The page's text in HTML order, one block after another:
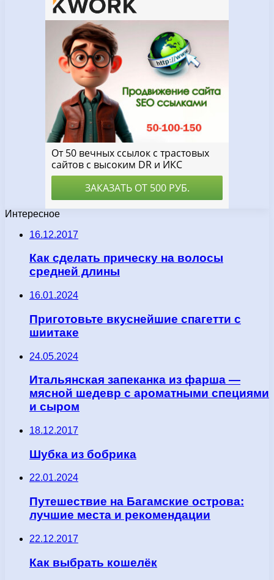
Интересное
16.12.2017
Как сделать прическу на волосы
средней длины
16.01.2024
Приготовьте вкуснейшие спагетти с
шиитаке
24.05.2024
Итальянская запеканка из фарша —
мясной шедевр с ароматными специями
и сыром
18.12.2017
Шубка из бобрика
22.01.2024
Путешествие на Багамские острова:
лучшие места и рекомендации
22.12.2017
Как выбрать кошелёк